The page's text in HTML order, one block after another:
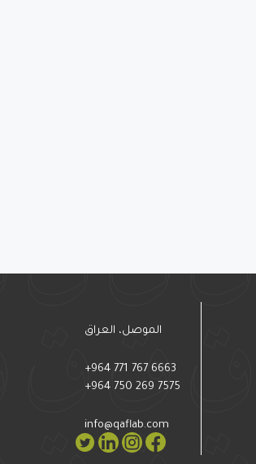
الموصل، العراق
+964 771 767 6663
+964 750 269 7575
info@qaflab.com